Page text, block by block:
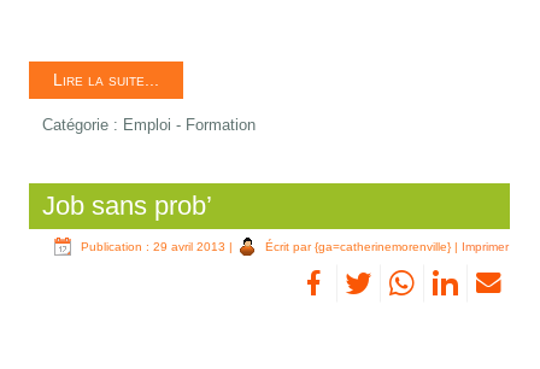
Lire la suite...
Catégorie : Emploi - Formation
Job sans prob’
Publication : 29 avril 2013 | Écrit par {ga=catherinemorenville} | Imprimer